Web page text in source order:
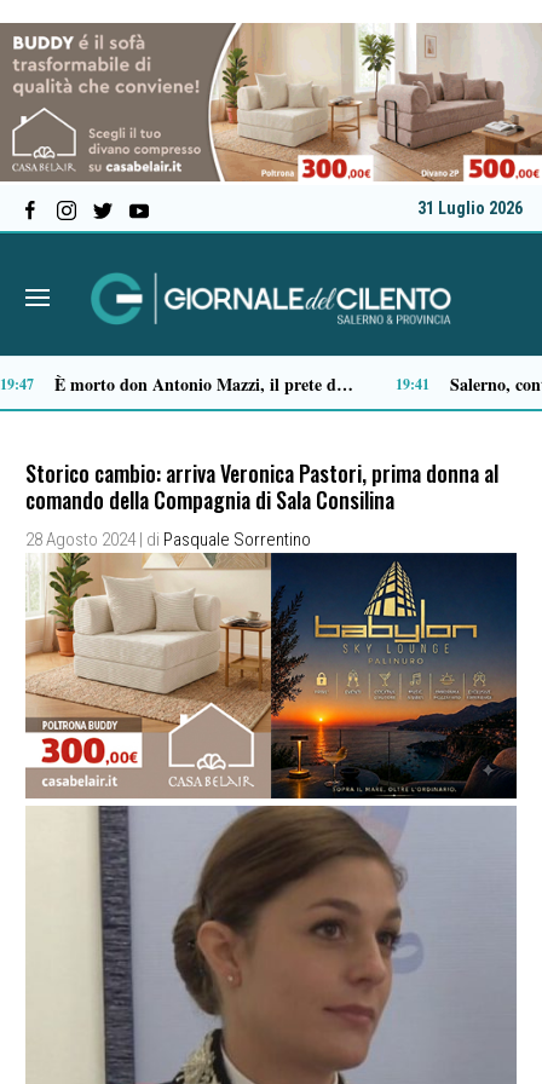
31 Luglio 2026
Castellabate, Spinelli e Di Luccia uniscono le forze in vista delle comunali 2027 13:32 Ascea, Pietro D’Angiolillo: «La nuova giunta guarda al futuro, con gli occhi del passato»
Storico cambio: arriva Veronica Pastori, prima donna al
comando della Compagnia di Sala Consilina
28 Agosto 2024 | di Pasquale Sorrentino